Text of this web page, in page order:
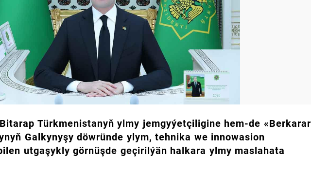
Türkmenistanyň ylmy jemgyýetçiligine hem-de «Berkarar
Galkynyşy döwründe ylym, tehnika we innowasion
utgaşykly görnüşde geçirilýän halkara ylmy maslahata